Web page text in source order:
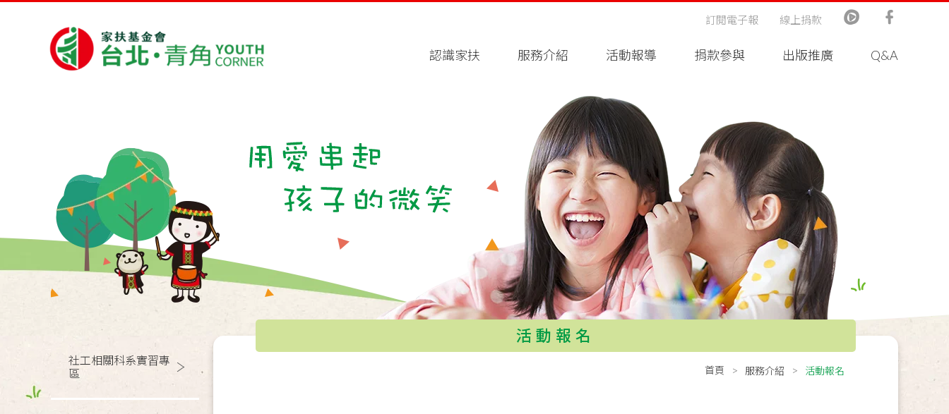
認識家扶 服務介紹 活動報導 捐款參與 出版推廣 Q&A
訂閱電子報 線上捐款
社工相關科系實習專
區
活動報名
首頁 服務介紹 活動報名